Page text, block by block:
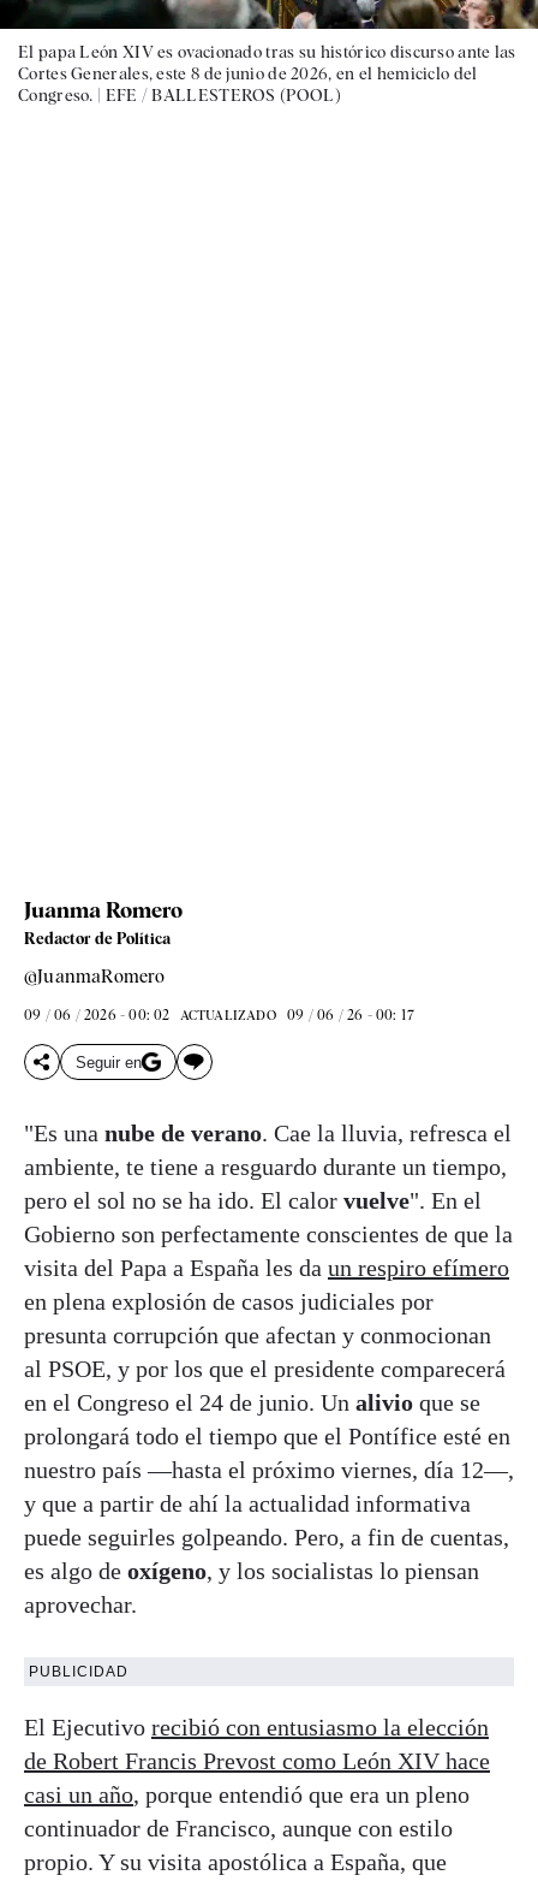
El papa León XIV es ovacionado tras su histórico discurso ante las
Cortes Generales, este 8 de junio de 2026, en el hemiciclo del
Congreso. | EFE / BALLESTEROS (POOL)
Juanma Romero
Redactor de Política
@JuanmaRomero
09 / 06 / 2026 - 00: 02 ACTUALIZADO 09 / 06 / 26 - 00: 17
Seguir en
"Es una nube de verano. Cae la lluvia, refresca el
ambiente, te tiene a resguardo durante un tiempo,
pero el sol no se ha ido. El calor vuelve". En el
Gobierno son perfectamente conscientes de que la
visita del Papa a España les da un respiro efímero
en plena explosión de casos judiciales por
presunta corrupción que afectan y conmocionan
al PSOE, y por los que el presidente comparecerá
en el Congreso el 24 de junio. Un alivio que se
prolongará todo el tiempo que el Pontífice esté en
nuestro país —hasta el próximo viernes, día 12—,
y que a partir de ahí la actualidad informativa
puede seguirles golpeando. Pero, a fin de cuentas,
es algo de oxígeno, y los socialistas lo piensan
aprovechar.
PUBLICIDAD
El Ejecutivo recibió con entusiasmo la elección
de Robert Francis Prevost como León XIV hace
casi un año, porque entendió que era un pleno
continuador de Francisco, aunque con estilo
propio. Y su visita apostólica a España, que